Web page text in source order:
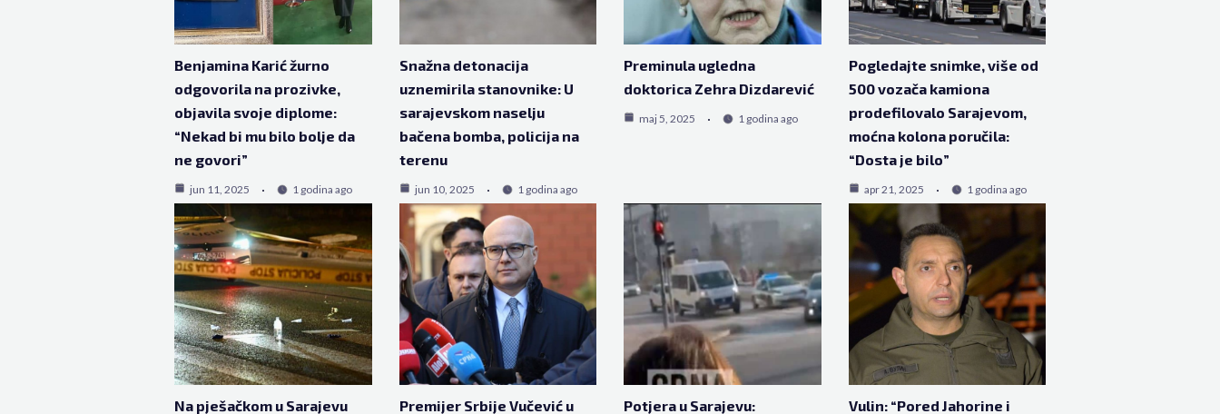
Benjamina Karić žurno
odgovorila na prozivke,
objavila svoje diplome:
“Nekad bi mu bilo bolje da
ne govori”
jun 11, 2025 1 godina ago
Snažna detonacija
uznemirila stanovnike: U
sarajevskom naselju
bačena bomba, policija na
terenu
jun 10, 2025 1 godina ago
Preminula ugledna
doktorica Zehra Dizdarević
maj 5, 2025 1 godina ago
Pogledajte snimke, više od
500 vozača kamiona
prodefilovalo Sarajevom,
moćna kolona poručila:
“Dosta je bilo”
apr 21, 2025 1 godina ago
Na pješačkom u Sarajevu Premijer Srbije Vučević u Potjera u Sarajevu: Vulin: “Pored Jahorine i